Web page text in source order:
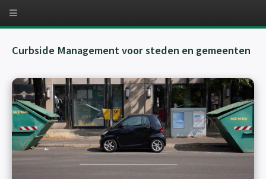
Curbside Management voor steden en gemeenten